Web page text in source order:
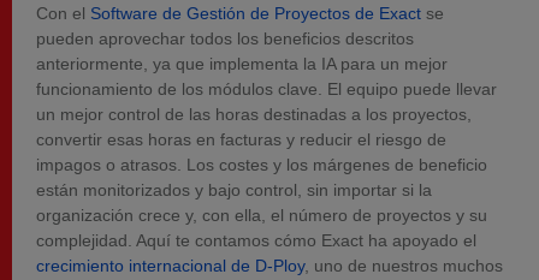
Con el Software de Gestión de Proyectos de Exact se
pueden aprovechar todos los beneficios descritos
anteriormente, ya que implementa la IA para un mejor
funcionamiento de los módulos clave. El equipo puede llevar
un mejor control de las horas destinadas a los proyectos,
convertir esas horas en facturas y reducir el riesgo de
impagos o atrasos. Los costes y los márgenes de beneficio
están monitorizados y bajo control, sin importar si la
organización crece y, con ella, el número de proyectos y su
complejidad. Aquí te contamos cómo Exact ha apoyado el
crecimiento internacional de D-Ploy, uno de nuestros muchos